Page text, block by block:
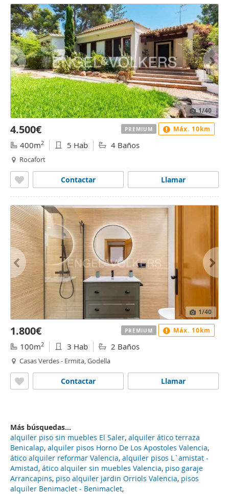
1/40
4.500€
400m2 5 Hab 4 Baños
Rocafort
Llamar
Contactar
PREMIUM Máx. 10km
1/40
1.800€
100m2 3 Hab 2 Baños
Casas Verdes - Ermita, Godella
Llamar
Contactar
PREMIUM Máx. 10km
Más búsquedas...
alquiler piso sin muebles El Saler, alquiler ático terraza
Benicalap, alquiler pisos Horno De Los Apostoles Valencia,
ático alquiler reformar Valencia, alquiler pisos L`amistat -
Amistad, ático alquiler sin muebles Valencia, piso garaje
Arrancapins, piso alquiler jardin Orriols Valencia, pisos
alquiler Benimaclet - Benimaclet,